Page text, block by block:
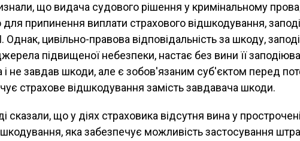
що видача судового рішення у кримінальному
для припинення виплати страхового відшкодування,
цивільно-правова відповідальність за шкоду,
джерела підвищеної небезпеки, настає без вини її
і не завдав шкоди, але є зобов'язаним суб'єктом перед
страхове відшкодування замість завдавача шкоди.
сказали, що у діях страховика відсутня вина у
яка забезпечує можливість застосування